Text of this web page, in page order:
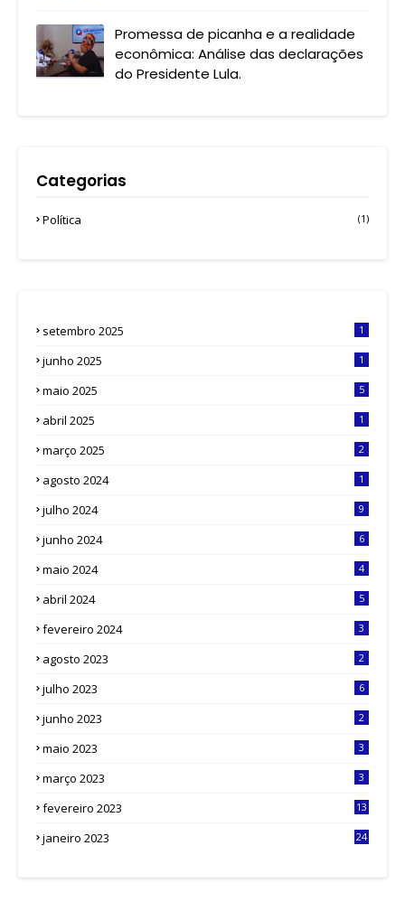
Promessa de picanha e a realidade
econômica: Análise das declarações
do Presidente Lula.
Categorias
Política (1)
setembro 2025 1
junho 2025 1
maio 2025 5
abril 2025 1
março 2025 2
agosto 2024 1
julho 2024 9
junho 2024 6
maio 2024 4
abril 2024 5
fevereiro 2024 3
agosto 2023 2
julho 2023 6
junho 2023 2
maio 2023 3
março 2023 3
fevereiro 2023 13
janeiro 2023 24